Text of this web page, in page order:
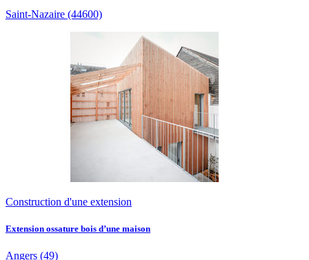
Saint-Nazaire (44600)
Construction d'une extension
Extension ossature bois d’une maison
Angers (49)